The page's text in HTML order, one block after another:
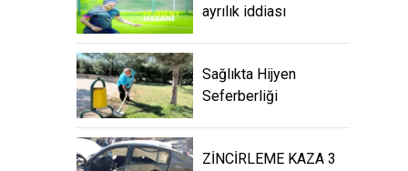
ayrılık iddiası
Sağlıkta Hijyen
Seferberliği
ZİNCİRLEME KAZA 3